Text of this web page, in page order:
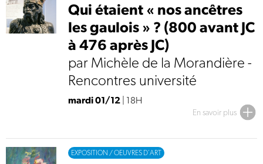
Qui étaient « nos ancêtres
les gaulois » ? (800 avant JC
à 476 après JC)
par Michèle de la Morandière -
Rencontres université
mardi 01/12| 18H
En savoir plus
EXPOSITION / OEUVRES D'ART